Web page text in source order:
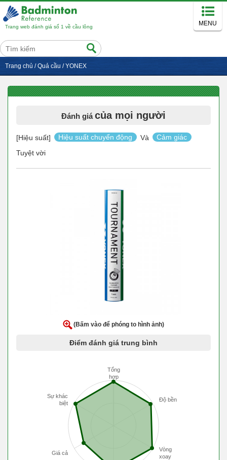
Trang web đánh giá số 1 về cầu lông MENU
Trang chủ /Quả cầu /YONEX
Đánh giácủa mọi người
[Hiệu suất] Hiệu suất chuyển động Và
Cảm giác
Tuyệt vời
(Bấm vào để phóng to hình ảnh)
Điểm đánh giá trung bình
Tổng
hợp
Độ bền
Vòng
xoay
Giá cả
Sự khác
biệt